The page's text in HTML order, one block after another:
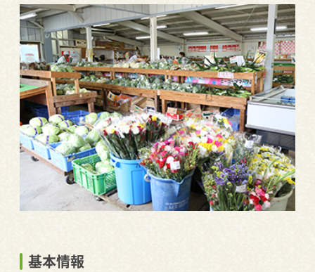
基本情報